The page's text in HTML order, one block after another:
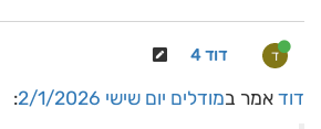
ד דוד 4
דוד אמר במודלים יום שישי 2/1/2026 :